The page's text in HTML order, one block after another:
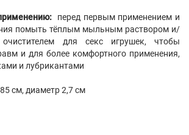
перед первым применением и
помыть тёплым мыльным раствором и/
для секс игрушек, чтобы
и для более комфортного применения,
и лубрикантами
см, диаметр 2,7 см